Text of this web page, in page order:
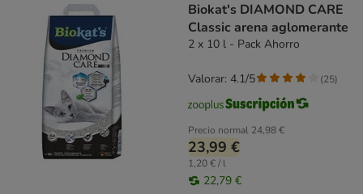
Biokat's DIAMOND CARE
Classic arena aglomerante
2 x 10 l - Pack Ahorro
Precio normal 24,98 €
23,99 €
1,20 € / l
22,79 €
Valorar: 4.1/5 (25)